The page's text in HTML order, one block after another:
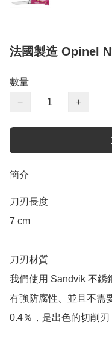
法國製造 Opinel
數量
−
+
簡介
刀刃長度
7 cm
刀刃材質
我們使用 Sandvik 不銹
有強防腐性、並且不需
0.4％，是出色的切削刃